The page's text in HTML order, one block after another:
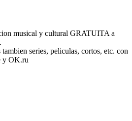
musical y cultural GRATUITA a
series, peliculas, cortos, etc. con
y OK.ru